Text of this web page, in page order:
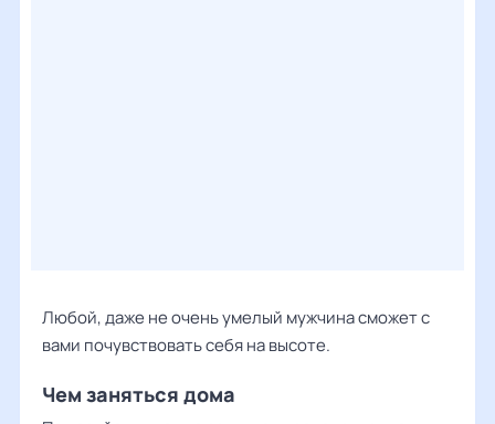
Любой, даже не очень умелый мужчина сможет с
вами почувствовать себя на высоте.
Чем заняться дома